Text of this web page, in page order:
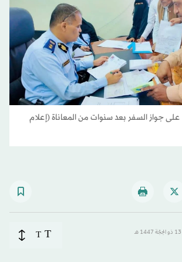
جواز السفر بعد سنوات من المعاناة (إعلام
T
T